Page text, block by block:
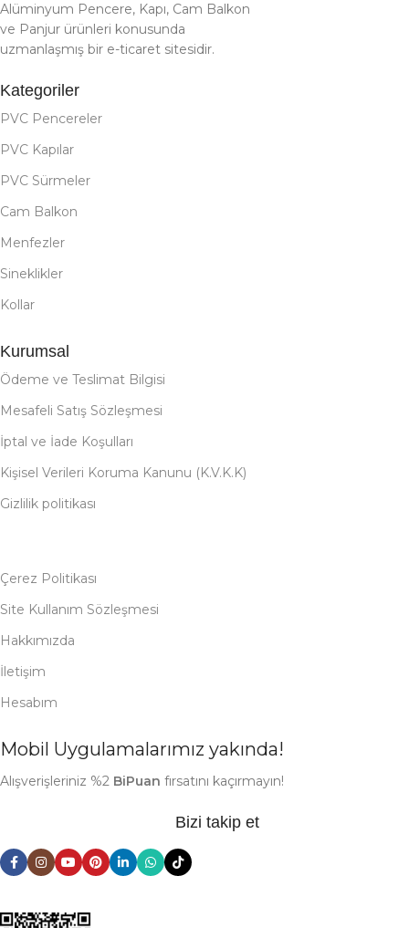
Alüminyum Pencere, Kapı, Cam Balkon
ve Panjur ürünleri konusunda
uzmanlaşmış bir e-ticaret sitesidir.
Kategoriler
PVC Pencereler
PVC Kapılar
PVC Sürmeler
Cam Balkon
Menfezler
Sineklikler
Kollar
Kurumsal
Ödeme ve Teslimat Bilgisi
Mesafeli Satış Sözleşmesi
İptal ve İade Koşulları
Kişisel Verileri Koruma Kanunu (K.V.K.K)
Gizlilik politikası
Çerez Politikası
Site Kullanım Sözleşmesi
Hakkımızda
İletişim
Hesabım
Mobil Uygulamalarımız yakında!
Alışverişleriniz %2 BiPuan fırsatını kaçırmayın!
Bizi takip et